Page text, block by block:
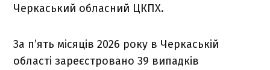
Черкаський обласний ЦКПХ.
За п’ять місяців 2026 року в Черкаській
області зареєстровано 39 випадків